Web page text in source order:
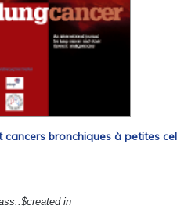
bronchiques à petites
in